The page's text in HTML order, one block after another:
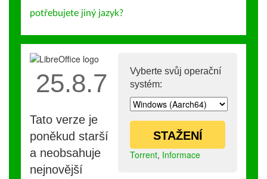
potřebujete jiný jazyk?
Vyberte svůj operační
systém:
STAŽENÍ
Torrent, Informace
25.8.7
Tato verze je
poněkud starší
a neobsahuje
nejnovější